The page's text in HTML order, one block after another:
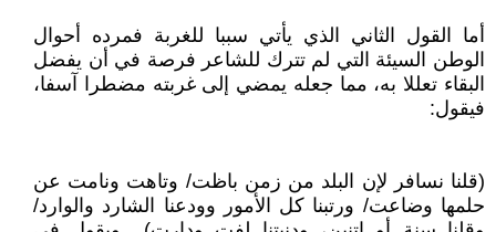
أما القول الثاني الذي يأتي سببا للغربة فمرده أحوال
الوطن السيئة التي لم تترك للشاعر فرصة في أن يفضل
البقاء تعللا به، مما جعله يمضي إلى غربته مضطرا آسفا،
فيقول:
(قلنا نسافر لإن البلد من زمن باظت/ وتاهت ونامت عن
حلمها وضاعت/ ورتبنا كل الأمور وودعنا الشارد والوارد/